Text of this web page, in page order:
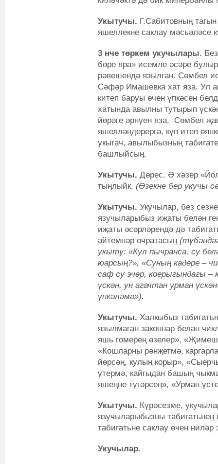
Укытучы. Г.Сабитовның
яшеллекне саклау мәсьәләсе
3 нче төркем укучылары.
бөре яра» исемле әсәре
рәвешендә язылган. Сөмбел
Сәфәр Имашевка хат яза. Ул
китеп баруы өчен үпкәсен
хатында авылны тутырып
йөрәге әрнүен яза. Сөмбел
яшелләндерергә, күп итеп
укыгач, авылыбызның
башлыйсың.
Укытучы. Дөрес. Ә хәзер
тыңлыйк. (Өзекне бер укучы
Укытучы. Укучылар, без
язучыларыбыз иҗаты белән
иҗаты әсәрләрендә дә
әйтемнәр очратасың
укыту: «Кул пычранса, су
юарсың?», «Суның кадере –
саф су эчәр, коерыгындагы –
үскән, ун агачтан урман
үпкәләмә»).
Укытучы. Халкыбыз
язылмаган законнар белән
яшь гомерең өзелер»,
«Кошларны рәнҗетмә,
йөрсәң, кулың корыр»,
үтермә, кайгыдан башың
яшеңне түгәрсең», «Урман
Укытучы. Күрәсезме,
язучыларыбызны
табигатьне саклау өчен
Укучылар.